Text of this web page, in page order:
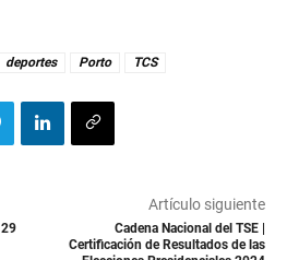
deportes Porto TCS
Artículo siguiente
Cadena Nacional del TSE |
Certificación de Resultados de las